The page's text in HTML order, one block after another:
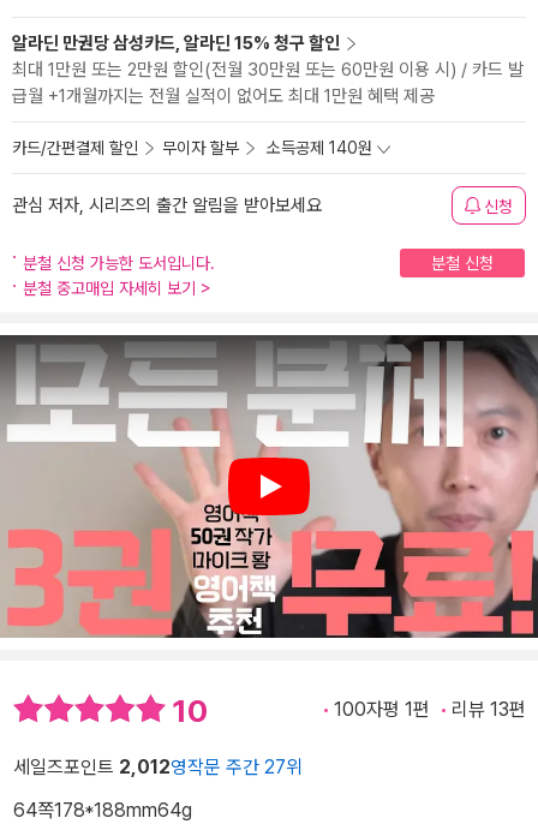
알라딘 만권당 삼성카드, 알라딘 15% 청구 할인
최대 1만원 또는 2만원 할인(전월 30만원 또는 60만원 이용 시) / 카드 발
급월 +1개월까지는 전월 실적이 없어도 최대 1만원 혜택 제공
카드/간편결제 할인 무이자 할부 소득공제 140원
관심 저자, 시리즈의 출간 알림을 받아보세요 신청
분철 신청 가능한 도서입니다.
분철 신청
분철 중고매입 자세히 보기 >
Play
10 100자평 1편 리뷰 13편
세일즈포인트 2,012영작문 주간 27위
64쪽178*188mm64g